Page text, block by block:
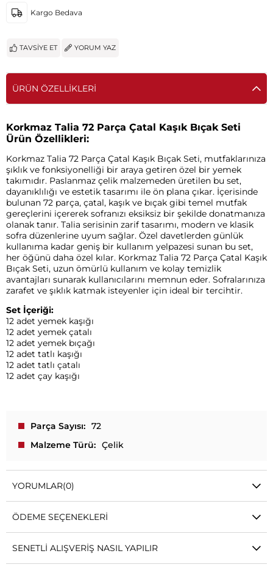
Kargo Bedava
TAVSIYE ET YORUM YAZ
ÜRÜN ÖZELLIKLERI
Korkmaz Talia 72 Parça Çatal Kaşık Bıçak Seti
Ürün Özellikleri:
Korkmaz Talia 72 Parça Çatal Kaşık Bıçak Seti, mutfaklarınıza
şıklık ve fonksiyonelliği bir araya getiren özel bir yemek
takımıdır. Paslanmaz çelik malzemeden üretilen bu set,
dayanıklılığı ve estetik tasarımı ile ön plana çıkar. İçerisinde
bulunan 72 parça, çatal, kaşık ve bıçak gibi temel mutfak
gereçlerini içererek sofranızı eksiksiz bir şekilde donatmanıza
olanak tanır. Talia serisinin zarif tasarımı, modern ve klasik
sofra düzenlerine uyum sağlar. Özel davetlerden günlük
kullanıma kadar geniş bir kullanım yelpazesi sunan bu set,
her öğünü daha özel kılar. Korkmaz Talia 72 Parça Çatal Kaşık
Bıçak Seti, uzun ömürlü kullanım ve kolay temizlik
avantajları sunarak kullanıcılarını memnun eder. Sofralarınıza
zarafet ve şıklık katmak isteyenler için ideal bir tercihtir.
Set İçeriği:
12 adet yemek kaşığı
12 adet yemek çatalı
12 adet yemek bıçağı
12 adet tatlı kaşığı
12 adet tatlı çatalı
12 adet çay kaşığı
Parça Sayısı
72
Malzeme Türü
Çelik
YORUMLAR(0)
ÖDEME SEÇENEKLERI
SENETLI ALIŞVERIŞ NASIL YAPILIR